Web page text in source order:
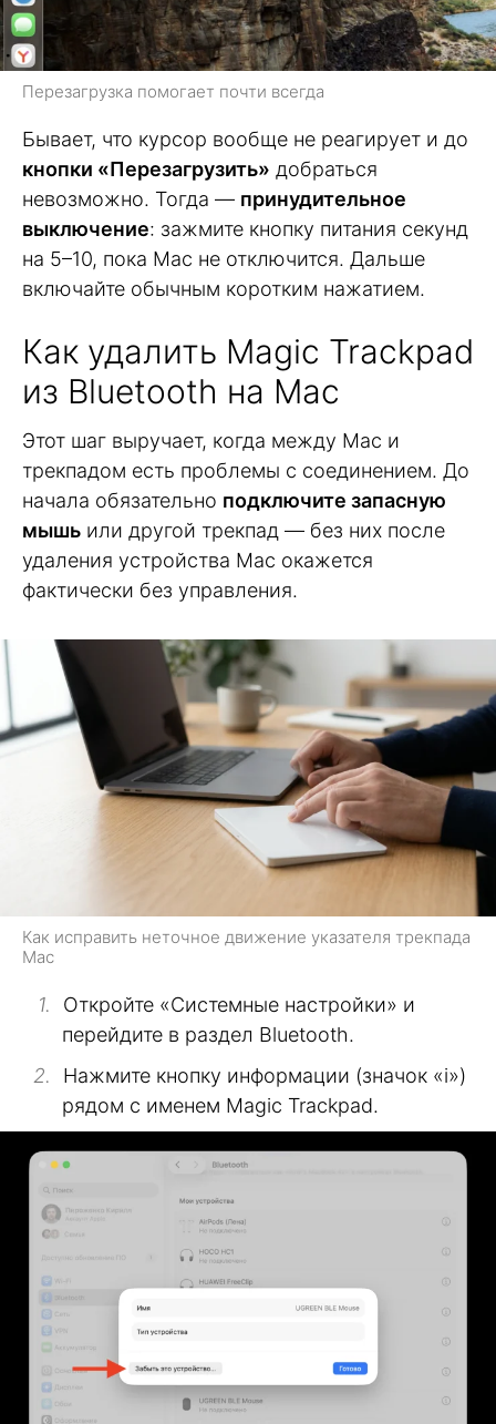
Перезагрузка помогает почти всегда
Бывает, что курсор вообще не реагирует и до
кнопки «Перезагрузить» добраться
невозможно. Тогда — принудительное
выключение: зажмите кнопку питания секунд
на 5–10, пока Mac не отключится. Дальше
включайте обычным коротким нажатием.
Как удалить Magic Trackpad
из Bluetooth на Mac
Этот шаг выручает, когда между Mac и
трекпадом есть проблемы с соединением. До
начала обязательно подключите запасную
мышь или другой трекпад — без них после
удаления устройства Mac окажется
фактически без управления.
Как исправить неточное движение указателя трекпада
Mac
Откройте «Системные настройки» и
перейдите в раздел Bluetooth.
Нажмите кнопку информации (значок «i»)
рядом с именем Magic Trackpad.